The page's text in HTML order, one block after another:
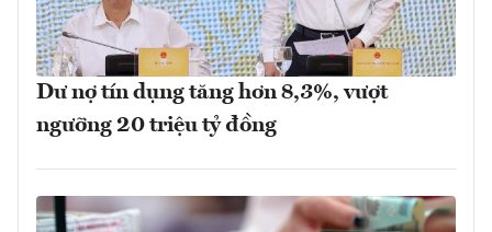
Dư nợ tín dụng tăng hơn 8,3%, vượt
ngưỡng 20 triệu tỷ đồng